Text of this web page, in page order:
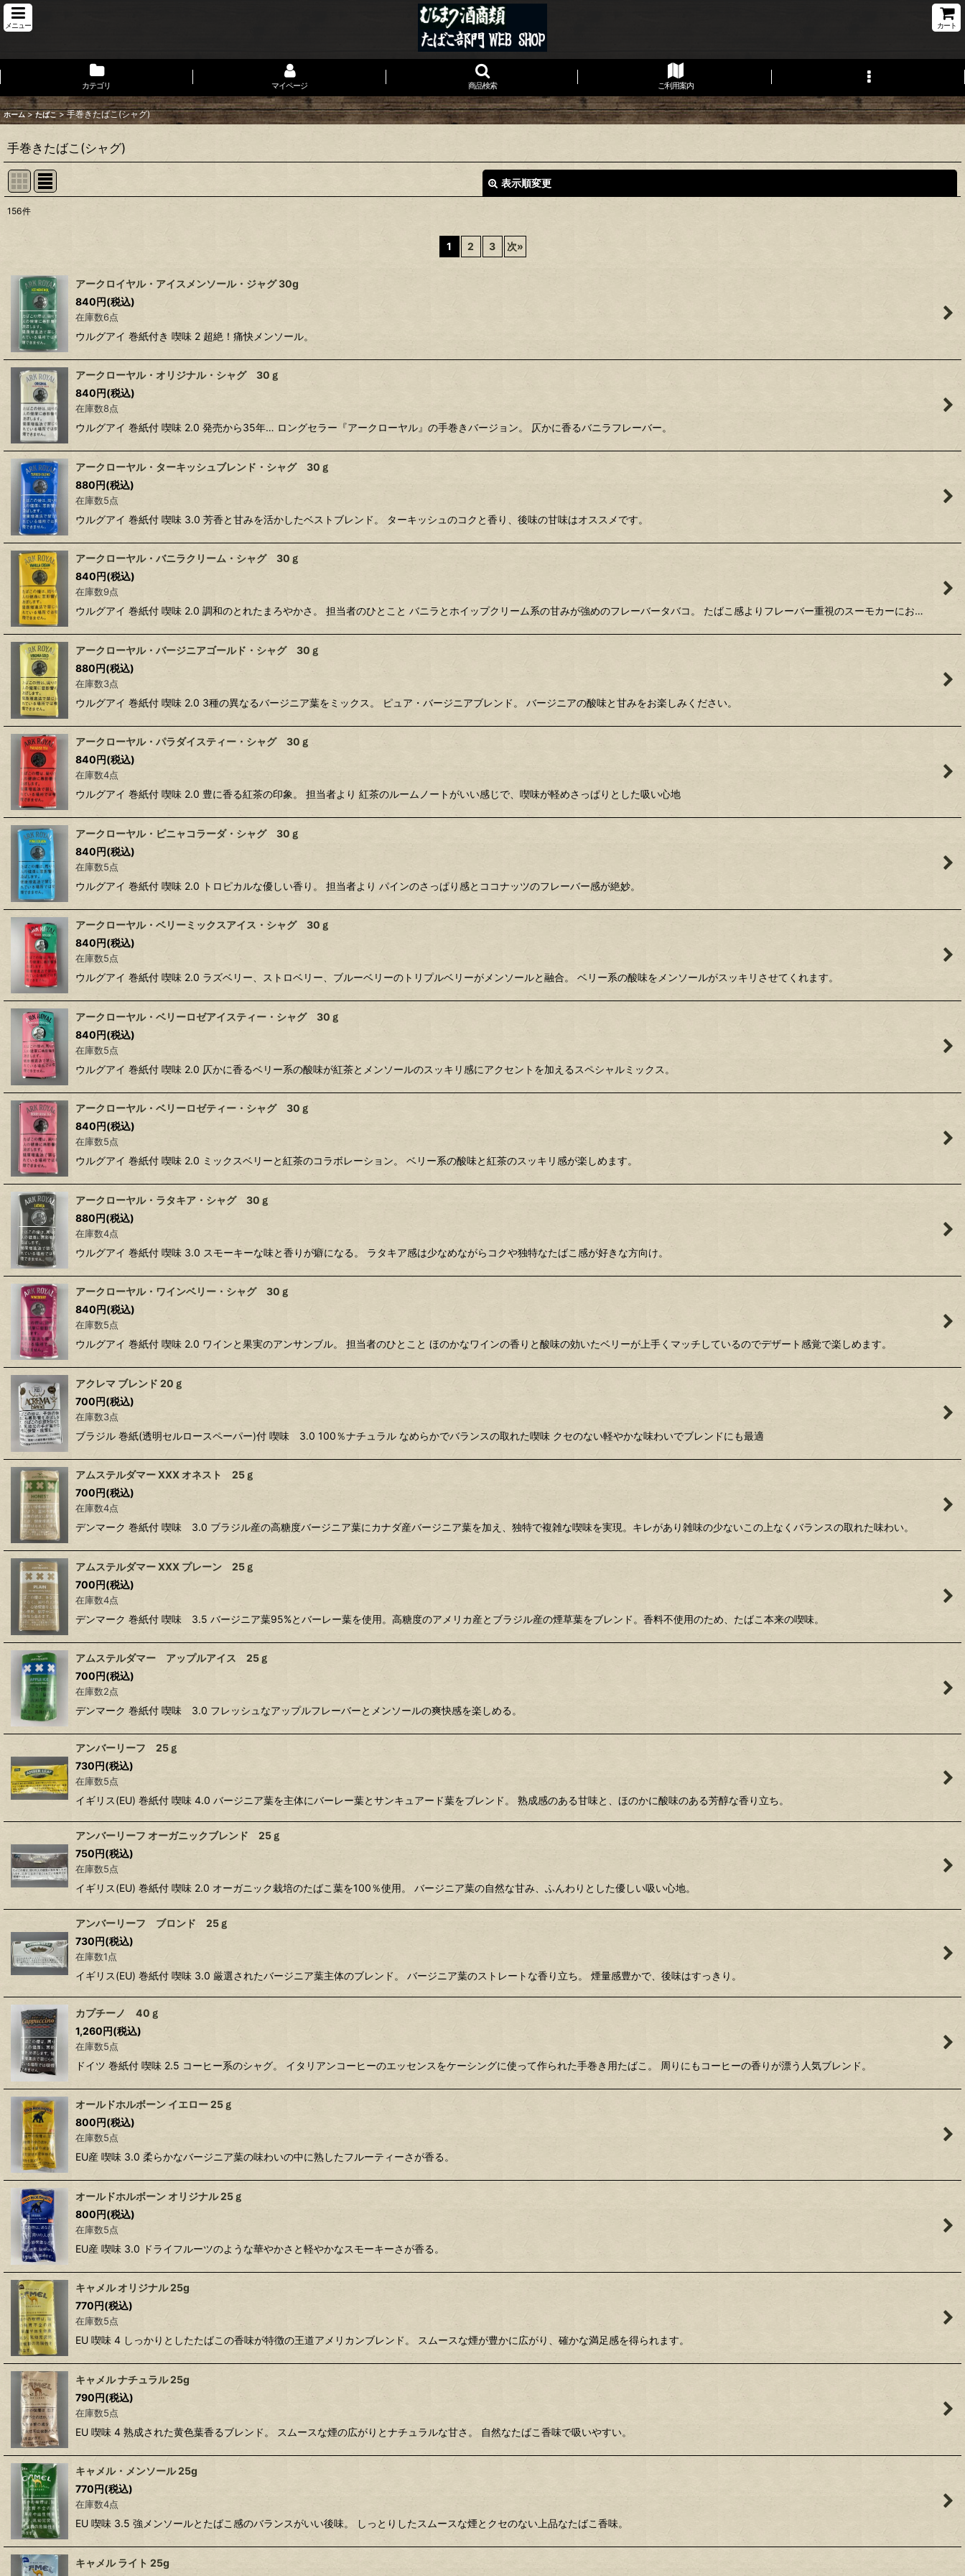
メニュー カート
カテゴリ マイページ 商品検索 ご利用案内
ホーム > たばこ > 手巻きたばこ(シャグ)
手巻きたばこ(シャグ)
表示順変更
156件
1 2 3 次»
アークロイヤル・アイスメンソール・ジャグ 30g
840円(税込)
在庫数6点
ウルグアイ 巻紙付き 喫味 2 超絶！痛快メンソール。
アークローヤル・オリジナル・シャグ 30ｇ
840円(税込)
在庫数8点
ウルグアイ 巻紙付 喫味 2.0 発売から35年… ロングセラー『アークローヤル』の手巻きバージョン。 仄かに香るバニラフレーバー。
アークローヤル・ターキッシュブレンド・シャグ 30ｇ
880円(税込)
在庫数5点
ウルグアイ 巻紙付 喫味 3.0 芳香と甘みを活かしたベストブレンド。 ターキッシュのコクと香り、後味の甘味はオススメです。
アークローヤル・バニラクリーム・シャグ 30ｇ
840円(税込)
在庫数9点
ウルグアイ 巻紙付 喫味 2.0 調和のとれたまろやかさ。 担当者のひとこと バニラとホイップクリーム系の甘みが強めのフレーバータバコ。 たばこ感よりフレーバー重視のスーモカーにお…
アークローヤル・バージニアゴールド・シャグ 30ｇ
880円(税込)
在庫数3点
ウルグアイ 巻紙付 喫味 2.0 3種の異なるバージニア葉をミックス。 ピュア・バージニアブレンド。 バージニアの酸味と甘みをお楽しみください。
アークローヤル・パラダイスティー・シャグ 30ｇ
840円(税込)
在庫数4点
ウルグアイ 巻紙付 喫味 2.0 豊に香る紅茶の印象。 担当者より 紅茶のルームノートがいい感じで、喫味が軽めさっぱりとした吸い心地
アークローヤル・ピニャコラーダ・シャグ 30ｇ
840円(税込)
在庫数5点
ウルグアイ 巻紙付 喫味 2.0 トロピカルな優しい香り。 担当者より パインのさっぱり感とココナッツのフレーバー感が絶妙。
アークローヤル・ベリーミックスアイス・シャグ 30ｇ
840円(税込)
在庫数5点
ウルグアイ 巻紙付 喫味 2.0 ラズベリー、ストロベリー、ブルーベリーのトリプルベリーがメンソールと融合。 ベリー系の酸味をメンソールがスッキリさせてくれます。
アークローヤル・ベリーロゼアイスティー・シャグ 30ｇ
840円(税込)
在庫数5点
ウルグアイ 巻紙付 喫味 2.0 仄かに香るベリー系の酸味が紅茶とメンソールのスッキリ感にアクセントを加えるスペシャルミックス。
アークローヤル・ベリーロゼティー・シャグ 30ｇ
840円(税込)
在庫数5点
ウルグアイ 巻紙付 喫味 2.0 ミックスベリーと紅茶のコラボレーション。 ベリー系の酸味と紅茶のスッキリ感が楽しめます。
アークローヤル・ラタキア・シャグ 30ｇ
880円(税込)
在庫数4点
ウルグアイ 巻紙付 喫味 3.0 スモーキーな味と香りが癖になる。 ラタキア感は少なめながらコクや独特なたばこ感が好きな方向け。
アークローヤル・ワインベリー・シャグ 30ｇ
840円(税込)
在庫数5点
ウルグアイ 巻紙付 喫味 2.0 ワインと果実のアンサンブル。 担当者のひとこと ほのかなワインの香りと酸味の効いたベリーが上手くマッチしているのでデザート感覚で楽しめます。
アクレマ ブレンド 20ｇ
700円(税込)
在庫数3点
ブラジル 巻紙(透明セルロースペーパー)付 喫味 3.0 100％ナチュラル なめらかでバランスの取れた喫味 クセのない軽やかな味わいでブレンドにも最適
アムステルダマー XXX オネスト 25ｇ
700円(税込)
在庫数4点
デンマーク 巻紙付 喫味 3.0 ブラジル産の高糖度バージニア葉にカナダ産バージニア葉を加え、独特で複雑な喫味を実現。キレがあり雑味の少ないこの上なくバランスの取れた味わい。
アムステルダマー XXX プレーン 25ｇ
700円(税込)
在庫数4点
デンマーク 巻紙付 喫味 3.5 バージニア葉95%とバーレー葉を使用。高糖度のアメリカ産とブラジル産の煙草葉をブレンド。香料不使用のため、たばこ本来の喫味。
アムステルダマー アップルアイス 25ｇ
700円(税込)
在庫数2点
デンマーク 巻紙付 喫味 3.0 フレッシュなアップルフレーバーとメンソールの爽快感を楽しめる。
アンバーリーフ 25ｇ
730円(税込)
在庫数5点
イギリス(EU) 巻紙付 喫味 4.0 バージニア葉を主体にバーレー葉とサンキュアード葉をブレンド。 熟成感のある甘味と、ほのかに酸味のある芳醇な香り立ち。
アンバーリーフ オーガニックブレンド 25ｇ
750円(税込)
在庫数5点
イギリス(EU) 巻紙付 喫味 2.0 オーガニック栽培のたばこ葉を100％使用。 バージニア葉の自然な甘み、ふんわりとした優しい吸い心地。
アンバーリーフ ブロンド 25ｇ
730円(税込)
在庫数1点
イギリス(EU) 巻紙付 喫味 3.0 厳選されたバージニア葉主体のブレンド。 バージニア葉のストレートな香り立ち。 煙量感豊かで、後味はすっきり。
カプチーノ 40ｇ
1,260円(税込)
在庫数5点
ドイツ 巻紙付 喫味 2.5 コーヒー系のシャグ。 イタリアンコーヒーのエッセンスをケーシングに使って作られた手巻き用たばこ。 周りにもコーヒーの香りが漂う人気ブレンド。
オールドホルボーン イエロー 25ｇ
800円(税込)
在庫数5点
EU産 喫味 3.0 柔らかなバージニア葉の味わいの中に熟したフルーティーさが香る。
オールドホルボーン オリジナル 25ｇ
800円(税込)
在庫数5点
EU産 喫味 3.0 ドライフルーツのような華やかさと軽やかなスモーキーさが香る。
キャメル オリジナル 25g
770円(税込)
在庫数5点
EU 喫味 4 しっかりとしたたばこの香味が特徴の王道アメリカンブレンド。 スムースな煙が豊かに広がり、確かな満足感を得られます。
キャメル ナチュラル 25g
790円(税込)
在庫数5点
EU 喫味 4 熟成された黄色葉香るブレンド。 スムースな煙の広がりとナチュラルな甘さ。 自然なたばこ香味で吸いやすい。
キャメル・メンソール 25g
770円(税込)
在庫数4点
EU 喫味 3.5 強メンソールとたばこ感のバランスがいい後味。 しっとりしたスムースな煙とクセのない上品なたばこ香味。
キャメル ライト 25g